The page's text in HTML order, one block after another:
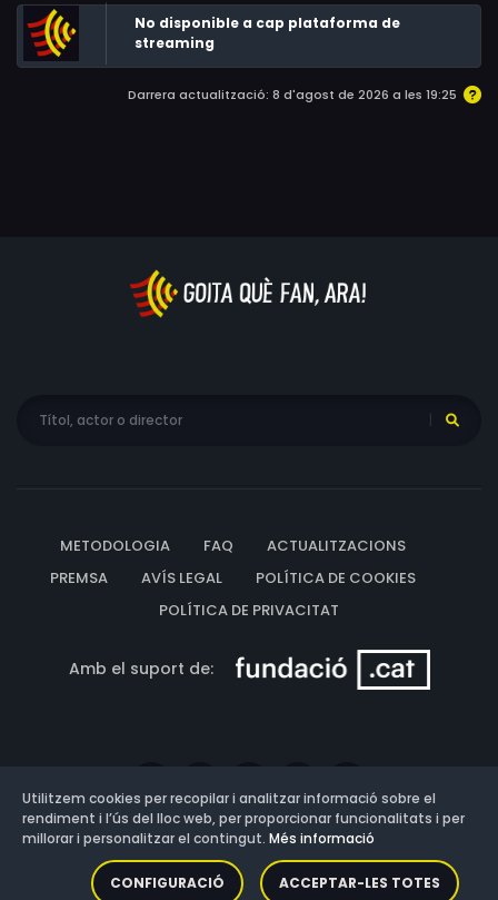
deixar petja."Van fer història" té dues temporades de 60
vídeo-podcasts cadascuna.
No disponible a cap plataforma de
streaming
Darrera actualització: 8 d'agost de 2026 a les 19:25
METODOLOGIA FAQ
ACTUALITZACIONS
PREMSA
AVÍS LEGAL
POLÍTICA DE COOKIES
POLÍTICA DE PRIVACITAT
Amb el suport de:
Versió: 3.13.0.202607011342
Utilitzem cookies per recopilar i analitzar informació sobre el
rendiment i l’ús del lloc web, per proporcionar funcionalitats i per
millorar i personalitzar el contingut. Més informació
CONFIGURACIÓ ACCEPTAR-LES TOTES